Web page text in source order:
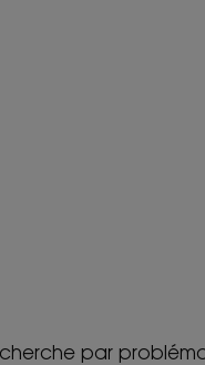
par